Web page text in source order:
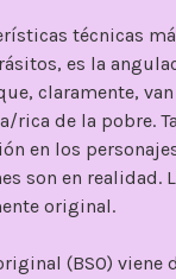
técnicas
es la
claramente,
rica de la pobre.
en los
son en realidad.
original.
(BSO) viene